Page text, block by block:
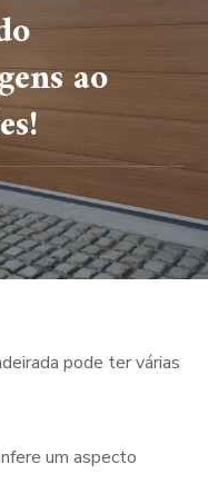
ao
pode ter várias
um aspecto